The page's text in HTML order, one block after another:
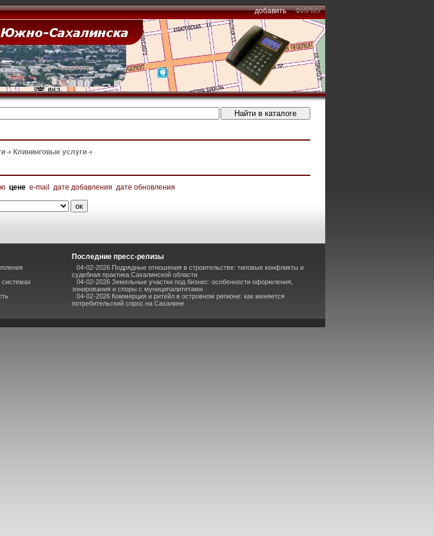
добавить ФИРМУ
Клининговые услуги
цене e-mail дате добавления дате обновления
системах
Последние пресс-релизы
04-02-2026 Подрядные отношения в строительстве: типовые конфликты и
судебная практика Сахалинской области
04-02-2026 Земельные участки под бизнес: особенности оформления,
зонирования и споры с муниципалитетами
04-02-2026 Коммерция и ритейл в островном регионе: как меняется
потребительский спрос на Сахалине